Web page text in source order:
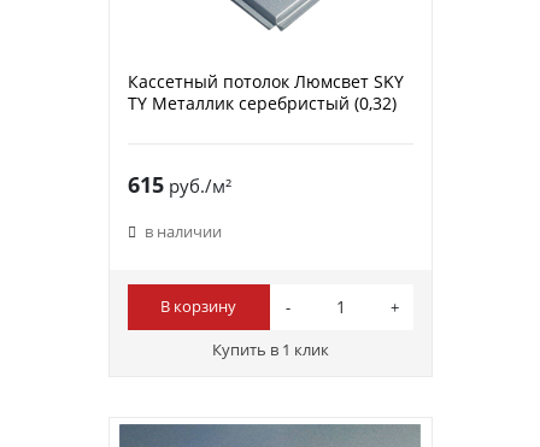
Кассетный потолок Люмсвет SKY
ТY Металлик серебристый (0,32)
615руб./м²
в наличии
В корзину
Купить в 1 клик